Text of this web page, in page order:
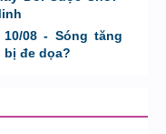
08 - Sóng tăng
bị đe dọa?